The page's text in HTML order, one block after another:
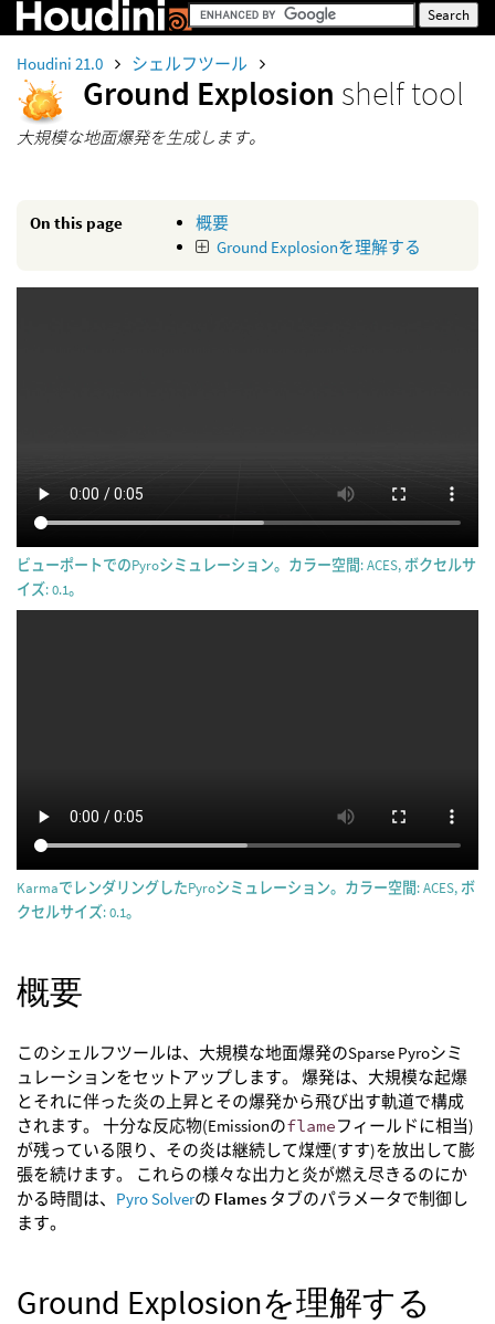
Houdini 21.0 シェルフツール
Ground Explosion shelf tool
大規模な地面爆発を生成します。
On this page
概要
Ground Explosionを理解する
ビューポートでのPyroシミュレーション。カラー空間: ACES, ボクセルサ
イズ: 0.1。
KarmaでレンダリングしたPyroシミュレーション。カラー空間: ACES, ボ
クセルサイズ: 0.1。
概要
このシェルフツールは、大規模な地面爆発のSparse Pyroシミ
ュレーションをセットアップします。 爆発は、大規模な起爆
とそれに伴った炎の上昇とその爆発から飛び出す軌道で構成
されます。 十分な反応物(Emissionのflameフィールドに相当)
が残っている限り、その炎は継続して煤煙(すす)を放出して膨
張を続けます。 これらの様々な出力と炎が燃え尽きるのにか
かる時間は、 Pyro Solverの Flames タブのパラメータで制御し
ます。
Ground Explosionを理解する